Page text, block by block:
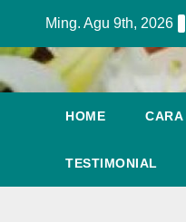
content
Ming. Agu 9th, 2026
HOME
TESTIMONIAL